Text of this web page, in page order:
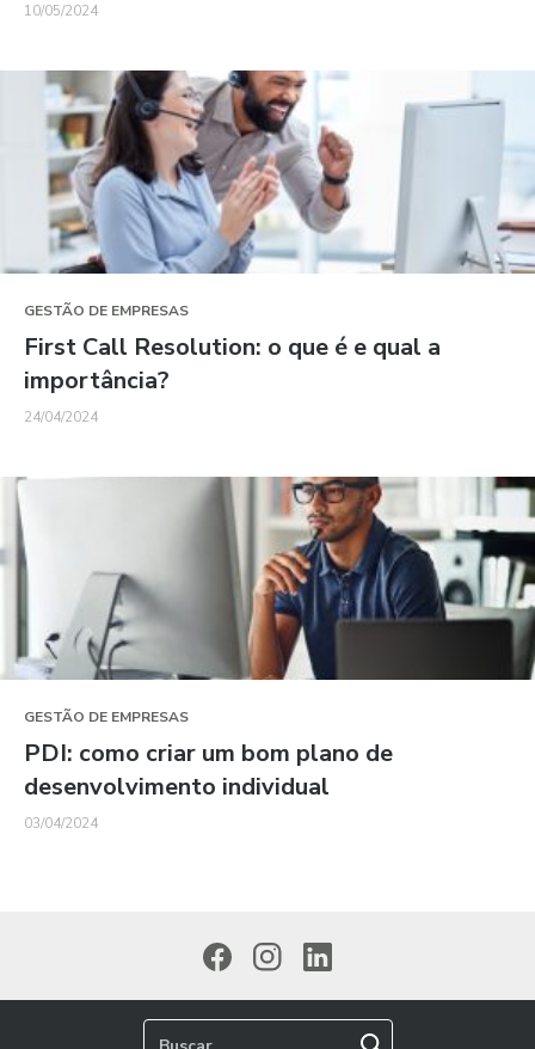
10/05/2024
GESTÃO DE EMPRESAS
First Call Resolution: o que é e qual a
importância?
24/04/2024
GESTÃO DE EMPRESAS
PDI: como criar um bom plano de
desenvolvimento individual
03/04/2024